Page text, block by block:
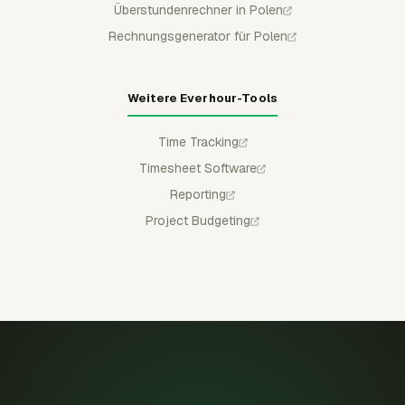
Überstundenrechner in Polen
Rechnungsgenerator für Polen
Weitere Everhour-Tools
Time Tracking
Timesheet Software
Reporting
Project Budgeting